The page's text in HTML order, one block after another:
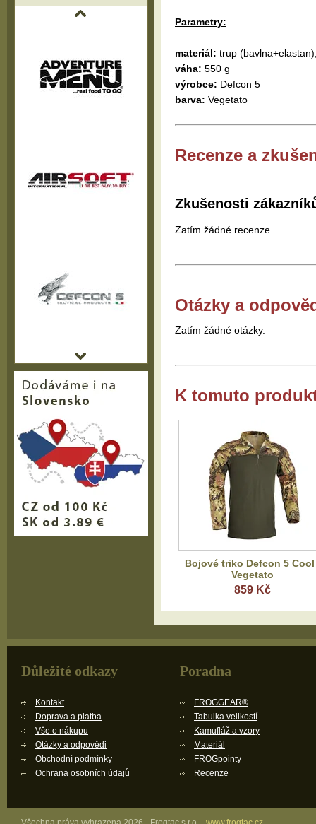
Parametry:
materiál: trup
váha: 550 g
výrobce: Defcon 5
barva: Vegetato
Recenze a
Zkušenosti
Zatím žádné recenze.
Otázky a
Zatím žádné otázky.
K tomuto
Bojové triko Defcon 5 Cool
Vegetato
859 Kč
Důležité odkazy
Kontakt
Doprava a platba
Vše o nákupu
Otázky a odpovědi
Obchodní podmínky
Ochrana osobních údajů
Poradna
FROGGEAR®
Tabulka velikostí
Kamufláž a vzory
Materiál
FROGpointy
Recenze